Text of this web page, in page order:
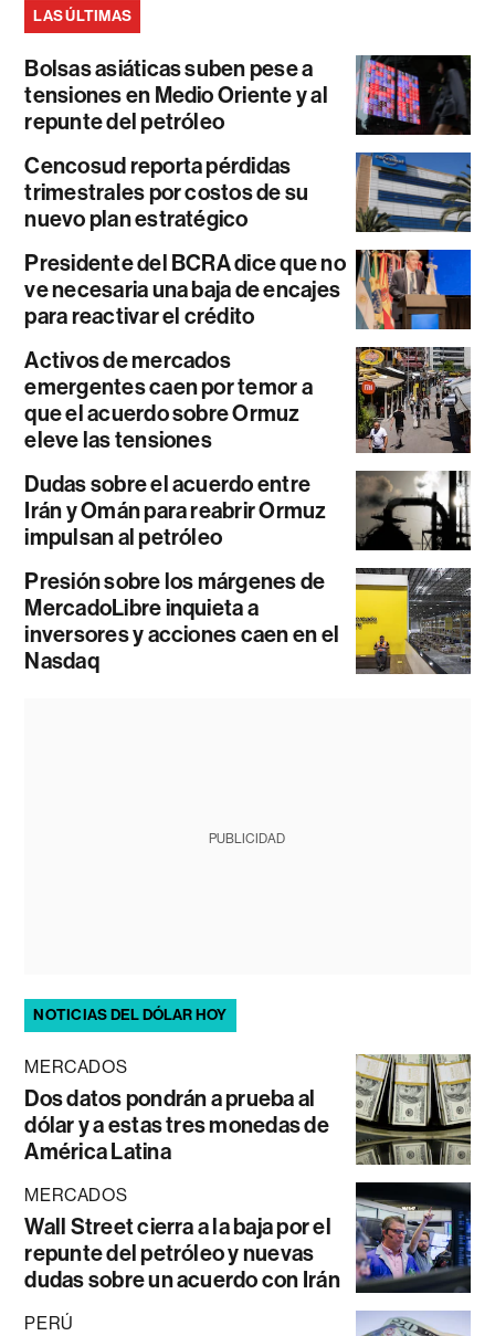
LAS ÚLTIMAS
Bolsas asiáticas suben pese a
tensiones en Medio Oriente y al
repunte del petróleo
Cencosud reporta pérdidas
trimestrales por costos de su
nuevo plan estratégico
Presidente del BCRA dice que no
ve necesaria una baja de encajes
para reactivar el crédito
Activos de mercados
emergentes caen por temor a
que el acuerdo sobre Ormuz
eleve las tensiones
Dudas sobre el acuerdo entre
Irán y Omán para reabrir Ormuz
impulsan al petróleo
Presión sobre los márgenes de
MercadoLibre inquieta a
inversores y acciones caen en el
Nasdaq
PUBLICIDAD
NOTICIAS DEL DÓLAR HOY
MERCADOS
Dos datos pondrán a prueba al
dólar y a estas tres monedas de
América Latina
MERCADOS
Wall Street cierra a la baja por el
repunte del petróleo y nuevas
dudas sobre un acuerdo con Irán
PERÚ